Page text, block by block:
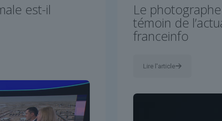
est-il Le
témoin de
franceinfo
Lire l'article